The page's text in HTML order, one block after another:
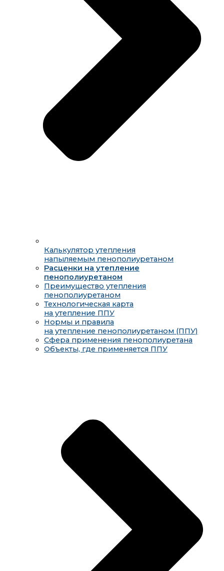
Калькулятор утепления
напыляемым пенополиуретаном
Расценки на утепление
пенополиуретаном
Преимущество утепления
пенополиуретаном
Технологическая карта
на утепление ППУ
Нормы и правила
на утепление пенополиуретаном (ППУ)
Сфера применения пенополиуретана
Объекты, где применяется ППУ